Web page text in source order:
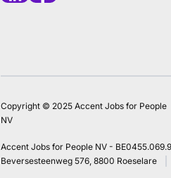
Copyright © 2025 Accent Jobs for People
NV
Accent Jobs for People NV -
Beversesteenweg 576, 8800 Roeselare